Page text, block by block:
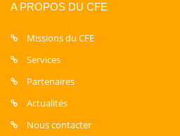
A PROPOS DU CFE
Missions du CFE
Services
Partenaires
Actualités
Nous contacter